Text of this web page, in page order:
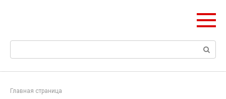
Поиск:
Главная страница